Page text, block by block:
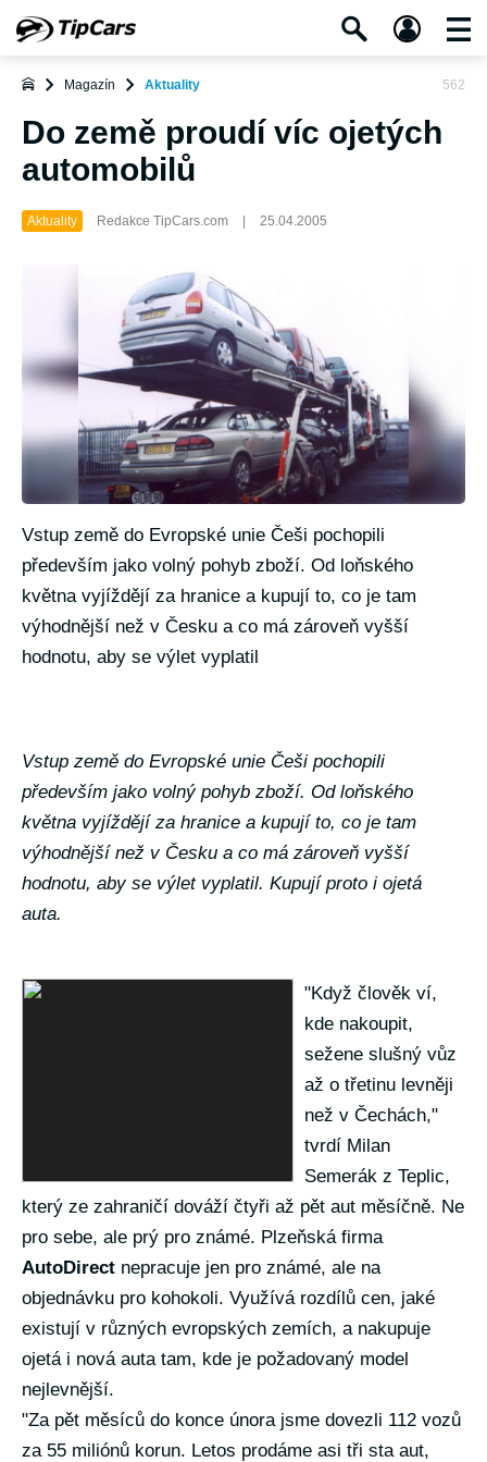
Magazín Aktuality 562
Do země proudí víc ojetých
automobilů
Aktuality Redakce TipCars.com 25.04.2005
Vstup země do Evropské unie Češi pochopili
především jako volný pohyb zboží. Od loňského
května vyjíždějí za hranice a kupují to, co je tam
výhodnější než v Česku a co má zároveň vyšší
hodnotu, aby se výlet vyplatil
Vstup země do Evropské unie Češi pochopili
především jako volný pohyb zboží. Od loňského
května vyjíždějí za hranice a kupují to, co je tam
výhodnější než v Česku a co má zároveň vyšší
hodnotu, aby se výlet vyplatil. Kupují proto i ojetá
auta.
"Když člověk ví,
kde nakoupit,
sežene slušný vůz
až o třetinu levněji
než v Čechách,"
tvrdí Milan
Semerák z Teplic,
který ze zahraničí dováží čtyři až pět aut měsíčně. Ne
pro sebe, ale prý pro známé. Plzeňská firma
AutoDirect nepracuje jen pro známé, ale na
objednávku pro kohokoli. Využívá rozdílů cen, jaké
existují v různých evropských zemích, a nakupuje
ojetá i nová auta tam, kde je požadovaný model
nejlevnější.
"Za pět měsíců do konce února jsme dovezli 112 vozů
za 55 miliónů korun. Letos prodáme asi tři sta aut,